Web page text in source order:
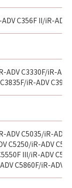
ノン、キヤ
および販売
のために
了解し、こ
ま（AS-
ヤノン、
理店および
サーは、
品性および
ソフトウェ
なる保証も
C356F II/iR-
ADV C3330F/iR-
iR-ADV
ADV C5035/iR-
C5250/iR-ADV
III/iR-ADV
C5860F/iR-ADV